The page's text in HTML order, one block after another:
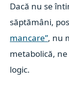
Dacă nu se
săptămâni,
mancare”, nu
metabolică,
logic.